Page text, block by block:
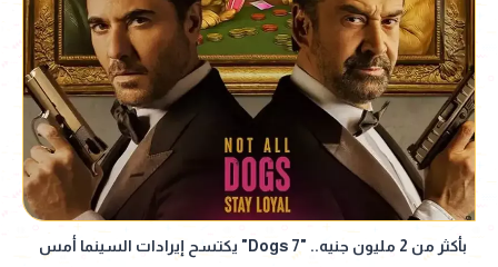
بأكثر من 2 مليون جنيه.. "7 Dogs" يكتسح إيرادات السينما أمس